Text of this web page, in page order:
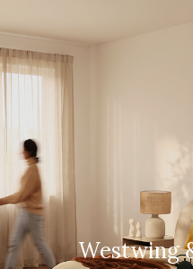
Westwing